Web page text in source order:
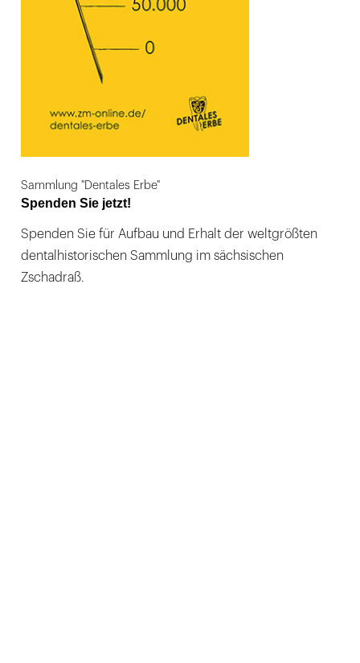
Sammlung "Dentales Erbe"
Spenden Sie jetzt!
Spenden Sie für Aufbau und Erhalt der weltgrößten
dentalhistorischen Sammlung im sächsischen
Zschadraß.